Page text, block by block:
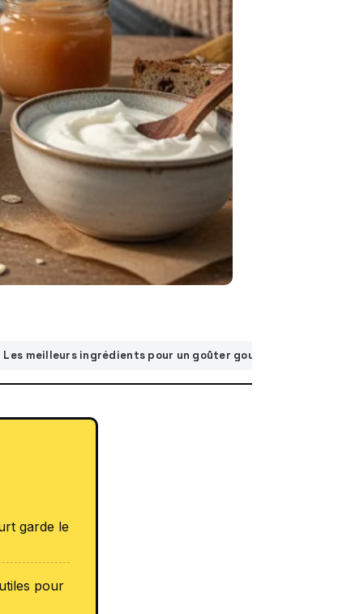
Les meilleurs ingrédients pour un goûter gourmand et
garde le
pour